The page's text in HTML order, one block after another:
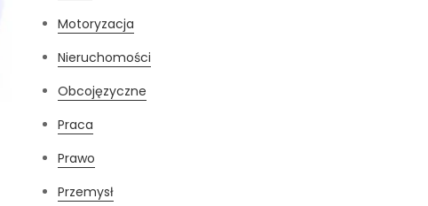
Motoryzacja
Nieruchomości
Obcojęzyczne
Praca
Prawo
Przemysł